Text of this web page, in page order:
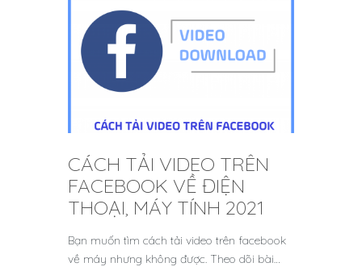
CÁCH TẢI VIDEO TRÊN
FACEBOOK VỀ ĐIỆN
THOẠI, MÁY TÍNH 2021
Bạn muốn tìm cách tải video trên facebook
về máy nhưng không được. Theo dõi bài…